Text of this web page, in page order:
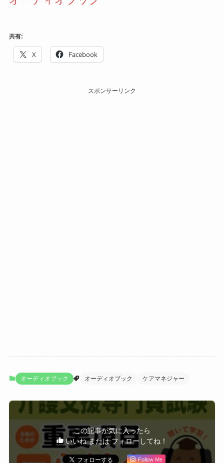
共有:
X Facebook
スポンサーリンク
オーディオブック オーディオブック ケアマネジャー
この記事が気に入ったら
いいね または フォローしてね！
Follow Me